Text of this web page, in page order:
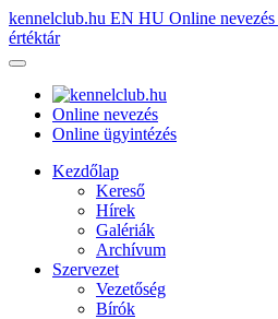
kennelclub.hu EN HU Online nevezés
értéktár
Online nevezés
Online ügyintézés
Kezdőlap
Kereső
Hírek
Galériák
Archívum
Szervezet
Vezetőség
Bírók